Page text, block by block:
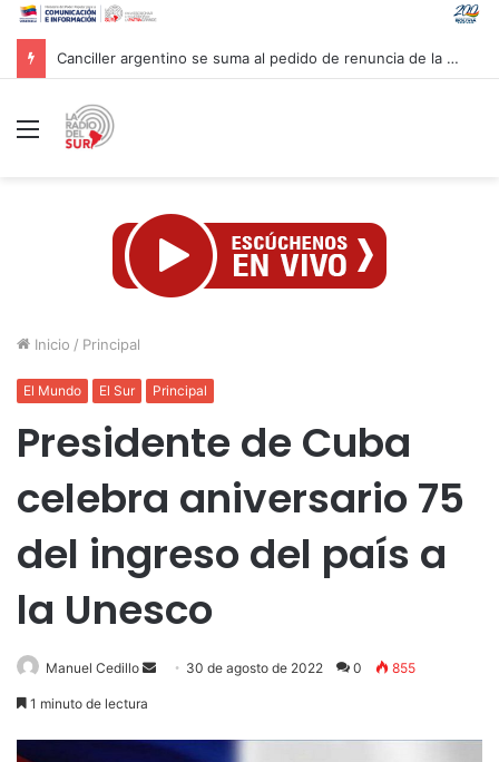
Venezuela y la firma global Miyamoto International evalúan proyectos para reforzar la resiliencia sísmica nacional
Menú
Inicio / Principal
El Mundo El Sur Principal
Presidente de Cuba
celebra aniversario 75
del ingreso del país a
la Unesco
Manuel Cedillo
Send 30 de agosto de 2022 0 855
1 minuto de lectura